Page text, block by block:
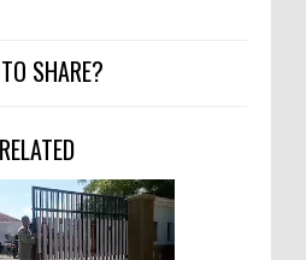
SHARE?
RELATED